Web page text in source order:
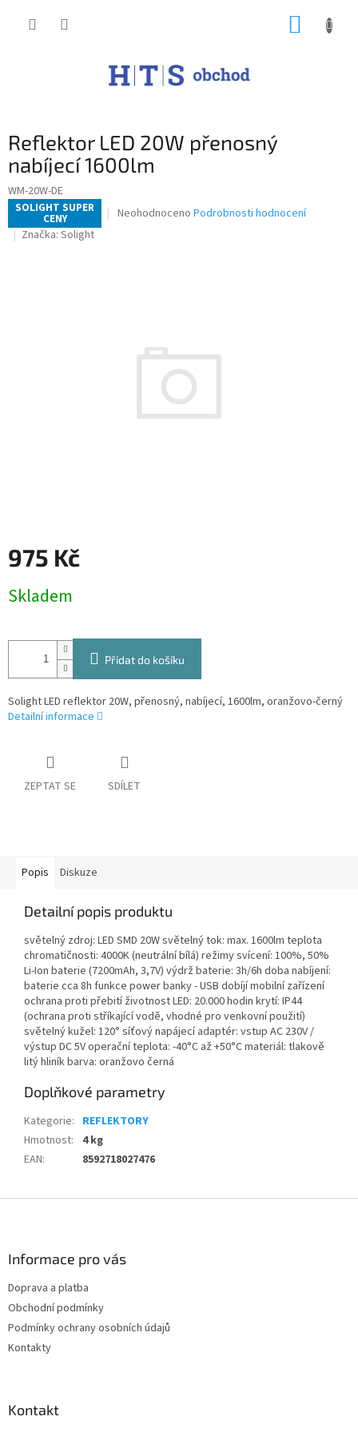
Reflektor LED 20W přenosný
nabíjecí 1600lm
WM-20W-DE
SOLIGHT SUPER
CENY
Průměrné
Neohodnoceno Podrobnosti hodnocení
Značka: Solight
975 Kč
cena:
Skladem
Přidat do košíku
Solight LED reflektor 20W, přenosný, nabíjecí, 1600lm, oranžovo-černý
Detailní informace
ZEPTAT SE SDÍLET
Popis Diskuze
Detailní popis produktu
světelný zdroj: LED SMD 20W světelný tok: max. 1600lm teplota
chromatičnosti: 4000K (neutrální bílá) režimy svícení: 100%, 50%
Li-Ion baterie (7200mAh, 3,7V) výdrž baterie: 3h/6h doba nabíjení:
baterie cca 8h funkce power banky - USB dobíjí mobilní zařízení
ochrana proti přebití životnost LED: 20.000 hodin krytí: IP44
(ochrana proti stříkající vodě, vhodné pro venkovní použití)
světelný kužel: 120° síťový napájecí adaptér: vstup AC 230V /
výstup DC 5V operační teplota: -40°C až +50°C materiál: tlakově
litý hliník barva: oranžovo černá
Doplňkové parametry
Kategorie: REFLEKTORY
Hmotnost:
4 kg
EAN: 8592718027476
Informace pro vás
Doprava a platba
Obchodní podmínky
Podmínky ochrany osobních údajů
Kontakty
Kontakt